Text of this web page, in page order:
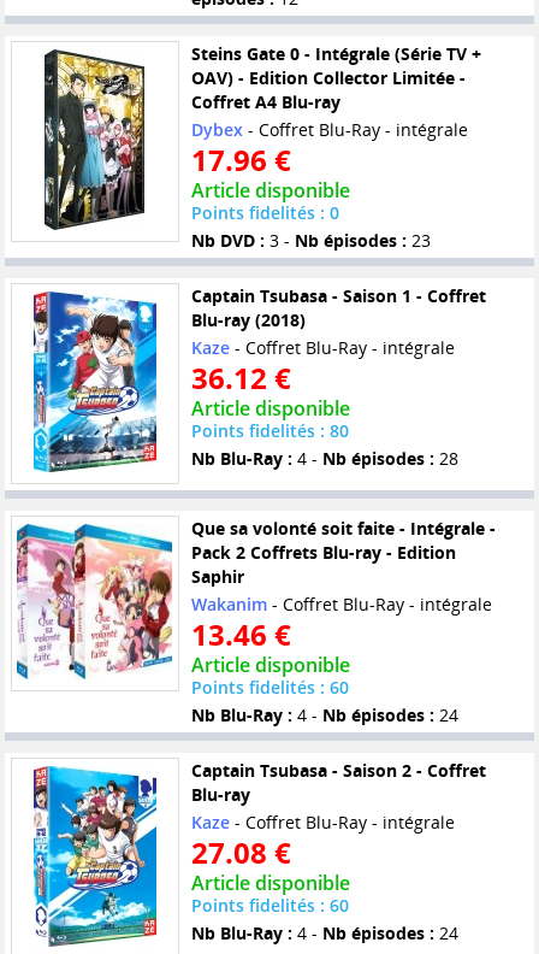
Steins Gate 0 - Intégrale (Série TV +
OAV) - Edition Collector Limitée -
Coffret A4 Blu-ray
Dybex- Coffret Blu-Ray - intégrale
17.96 €
Article disponible
Points fidelités : 0
Nb DVD : 3 - Nb épisodes : 23
Captain Tsubasa - Saison 1 - Coffret
Blu-ray (2018)
Kaze- Coffret Blu-Ray - intégrale
36.12 €
Article disponible
Points fidelités : 80
Nb Blu-Ray : 4 - Nb épisodes : 28
Que sa volonté soit faite - Intégrale -
Pack 2 Coffrets Blu-ray - Edition
Saphir
Wakanim- Coffret Blu-Ray - intégrale
13.46 €
Article disponible
Points fidelités : 60
Nb Blu-Ray : 4 - Nb épisodes : 24
Captain Tsubasa - Saison 2 - Coffret
Blu-ray
Kaze- Coffret Blu-Ray - intégrale
27.08 €
Article disponible
Points fidelités : 60
Nb Blu-Ray : 4 - Nb épisodes : 24